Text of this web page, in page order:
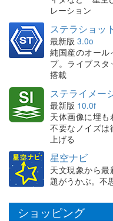
レーション
ステラショッ
最新版 3.0o
純国産のオール
プ。ライブス
搭載
ステライメー
最新版 10.0f
天体画像に埋も
不要なノイズ
上げる
星空ナビ
天文現象から
題がうかぶ。不
ショッピング